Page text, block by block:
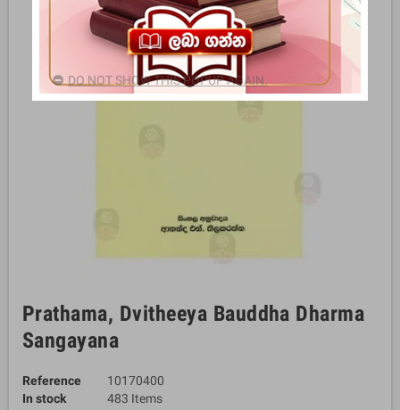
Prathama, Dvitheeya Bauddha Dharma
Sangayana
Reference
10170400
In stock
483 Items
DO NOT SHOW THIS POPUP AGAIN.